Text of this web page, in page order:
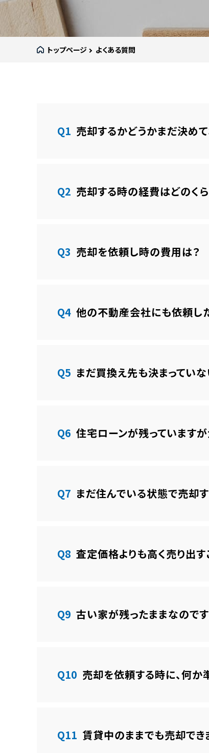
トップページ よくある質問
Q1 売却するかどうかまだ決め
Q2 売却する時の経費はどのく
Q3 売却を依頼し時の費用は？
Q4 他の不動産会社にも依頼し
Q5 まだ買換え先も決まってい
Q6 住宅ローンが残っていますが
Q7 まだ住んでいる状態で売却
Q8 査定価格よりも高く売り出す
Q9 古い家が残ったままなので
Q10 売却を依頼する時に、何か
Q11 賃貸中のままでも売却でき